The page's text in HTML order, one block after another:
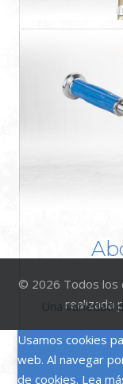
Sistema
Una variedad
© 2026 Todos los
realizada
Usamos cookies
web. Al navegar
de cookies. Lea